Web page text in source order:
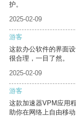
护。
2025-02-09
游客
这款办公软件的界面
很合理，一目了然。
2025-02-09
游客
这款加速器VPM应用
助你在网络上自由移动